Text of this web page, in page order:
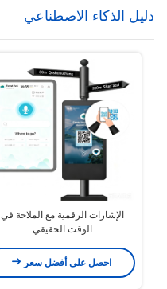
دليل الذكاء الاصطناعي
الإشارات الرقمية مع الملاحة في
الوقت الحقيقي
احصل على أفضل سعر